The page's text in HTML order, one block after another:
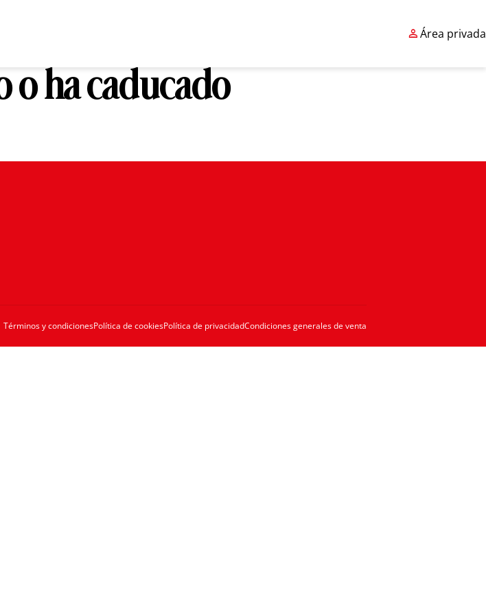
Área privada
o ha caducado
Términos y condicionesPolítica de cookiesPolítica de privacidadCondiciones generales de venta